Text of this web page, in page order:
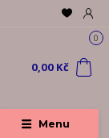
Menu
0
0,00 Kč